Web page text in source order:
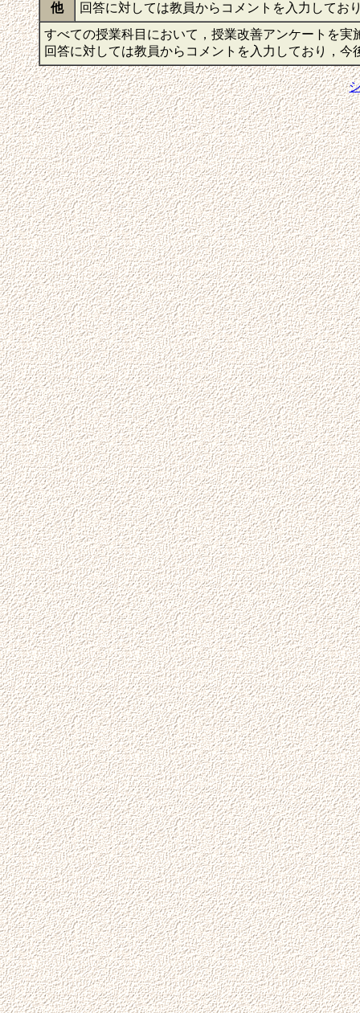
他
回答に対しては教員からコメントを入力してお
すべての授業科目において，授業改善アンケートを
回答に対しては教員からコメントを入力しており，